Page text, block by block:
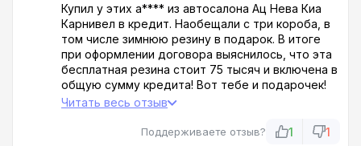
Купил у этих а**** из автосалона Ац Нева Киа
Карнивел в кредит. Наобещали с три короба, в
том числе зимнюю резину в подарок. В итоге
при оформлении договора выяснилось, что эта
бесплатная резина стоит 75 тысяч и включена в
общую сумму кредита! Вот тебе и подарочек!
Мало того, процент по кредиту задрали вдвое
договаривались??? Жулье, по-другому не
Читать весь отзыв
Поддерживаете отзыв? 1 1